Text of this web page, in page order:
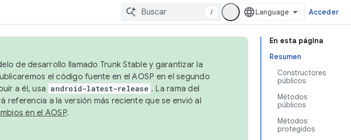
/ Acceder
En esta página
Resumen
Constructores
públicos
Métodos
públicos
Métodos
protegidos
de desarrollo llamado Trunk Stable y garantizar la
el código fuente en el AOSP en el segundo
a él, usa android-latest-release . La rama del
referencia a la versión más reciente que se envió al
en el AOSP.